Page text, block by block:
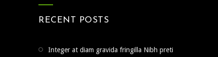
RECENT POSTS
Integer at diam gravida fringilla Nibh preti